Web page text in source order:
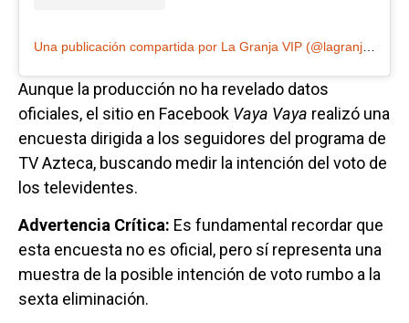
Aunque la producción no ha revelado datos
oficiales, el sitio en Facebook Vaya Vaya realizó una
encuesta dirigida a los seguidores del programa de
TV Azteca, buscando medir la intención del voto de
los televidentes.
Advertencia Crítica: Es fundamental recordar que
esta encuesta no es oficial, pero sí representa una
muestra de la posible intención de voto rumbo a la
sexta eliminación.